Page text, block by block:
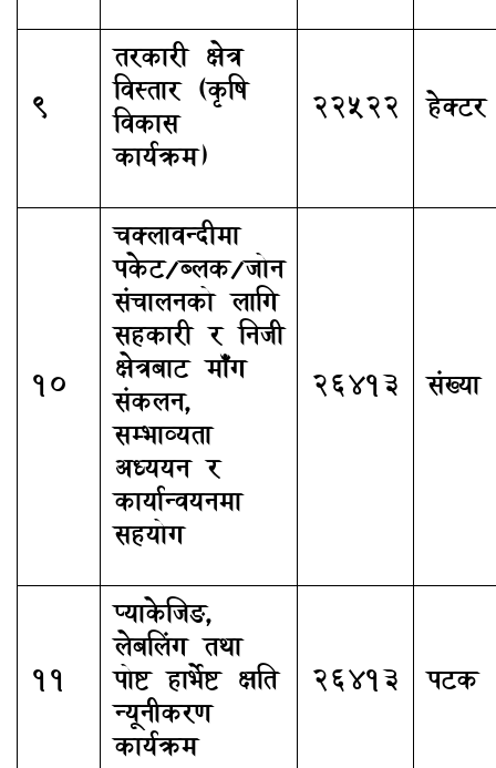
9
तरकारी क्षेत्र
विस्तार (कृषि
विकास
कार्यक्रम)
22522 हेक्टर
10
चक्लावन्दीमा
पकेट/ब्लक/जोन
संचालनको लागि
सहकारी र निजी
क्षेत्रबाट माँग
संकलन,
सम्भाव्यता
अध्ययन र
कार्यान्वयनमा
सहयोग
26413 संख्या
11
प्याकेजिङ,
लेबलिंग तथा
पोष्ट हार्भेष्ट क्षति
न्यूनीकरण
कार्यक्रम
26413 पटक